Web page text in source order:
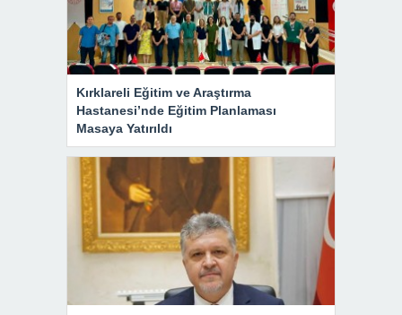
Kırklareli Eğitim ve Araştırma
Hastanesi’nde Eğitim Planlaması
Masaya Yatırıldı